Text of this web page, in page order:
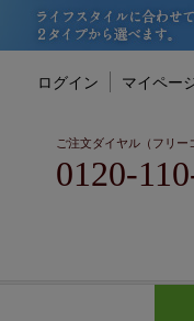
ログイン マイペー
ご注文ダイヤル（フリー
0120-